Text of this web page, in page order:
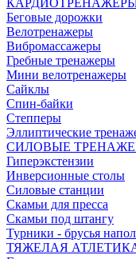
Беговые дорожки
Велотренажеры
Вибромассажеры
Гребные тренажеры
Мини велотренажеры
Сайклы
Спин-байки
Степперы
Эллиптические
СИЛОВЫЕ
Гиперэкстензии
Инверсионные столы
Силовые станции
Скамьи для пресса
Скамьи под штангу
Турники - брусья
ТЯЖЕЛАЯ